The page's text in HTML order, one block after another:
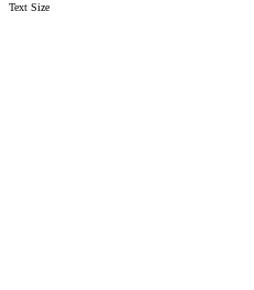
Text Size